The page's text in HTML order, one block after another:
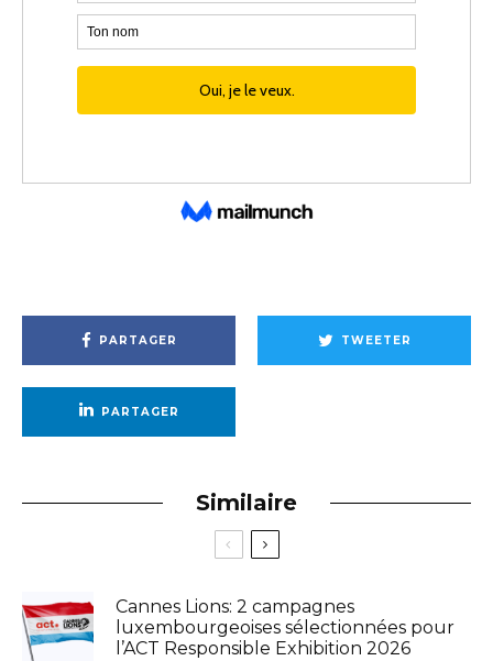
PARTAGER TWEETER
PARTAGER
Similaire
Cannes Lions: 2 campagnes
luxembourgeoises sélectionnées pour
l’ACT Responsible Exhibition 2026